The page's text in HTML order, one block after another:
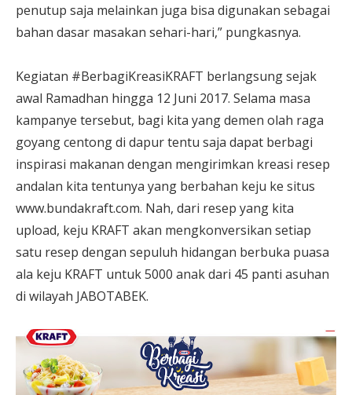
penutup saja melainkan juga bisa digunakan sebagai
bahan dasar masakan sehari-hari,” pungkasnya.
Kegiatan #BerbagiKreasiKRAFT berlangsung sejak
awal Ramadhan hingga 12 Juni 2017. Selama masa
kampanye tersebut, bagi kita yang demen olah raga
goyang centong di dapur tentu saja dapat berbagi
inspirasi makanan dengan mengirimkan kreasi resep
andalan kita tentunya yang berbahan keju ke situs
www.bundakraft.com. Nah, dari resep yang kita
upload, keju KRAFT akan mengkonversikan setiap
satu resep dengan sepuluh hidangan berbuka puasa
ala keju KRAFT untuk 5000 anak dari 45 panti asuhan
di wilayah JABOTABEK.